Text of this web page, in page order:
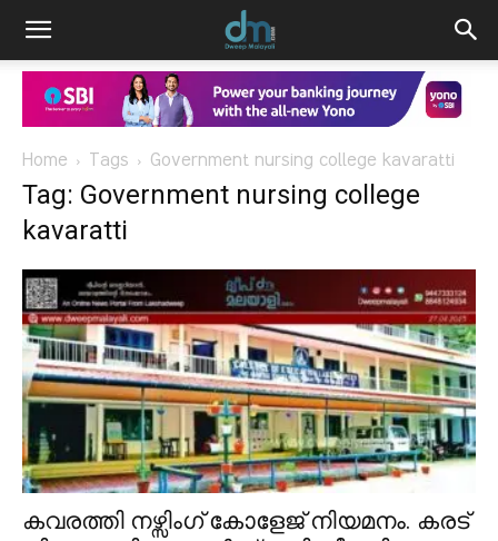
Home Tags Government nursing college kavaratti
Tag: Government nursing college
kavaratti
കവരത്തി നഴ്സിംഗ് കോളേജ് നിയമനം. കരട്